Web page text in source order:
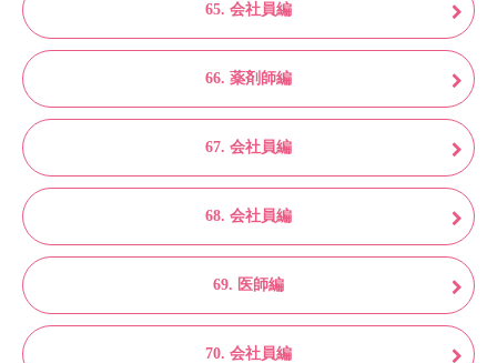
65. 会社員編
66. 薬剤師編
67. 会社員編
68. 会社員編
69. 医師編
70. 会社員編